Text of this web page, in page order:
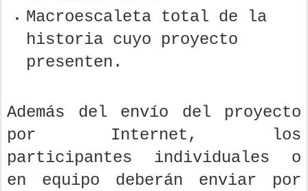
Macroescaleta total de la
historia cuyo proyecto
presenten.
Además del envío del proyecto
por Internet, los
participantes individuales o
en equipo deberán enviar por